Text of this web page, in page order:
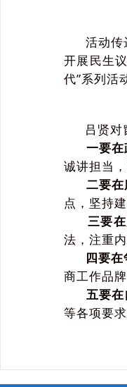
活动传达
开展民生
代”系列活
吕贤对
一要在
诚讲担当
二要在
点，坚持
三要在
法，注重
四要在
商工作品
五要在
等各项要